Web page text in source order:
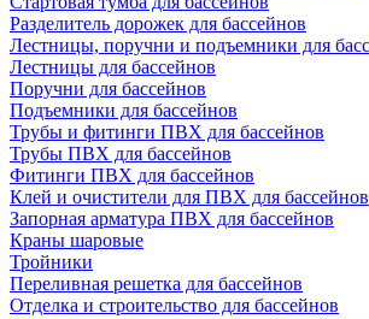
Разделитель дорожек для бассейнов
Лестницы, поручни и подъемники для
Лестницы для бассейнов
Поручни для бассейнов
Подъемники для бассейнов
Трубы и фитинги ПВХ для бассейнов
Трубы ПВХ для бассейнов
Фитинги ПВХ для бассейнов
Клей и очистители для ПВХ для бассейнов
Запорная арматура ПВХ для бассейнов
Краны шаровые
Тройники
Переливная решетка для бассейнов
Отделка и строительство для бассейнов